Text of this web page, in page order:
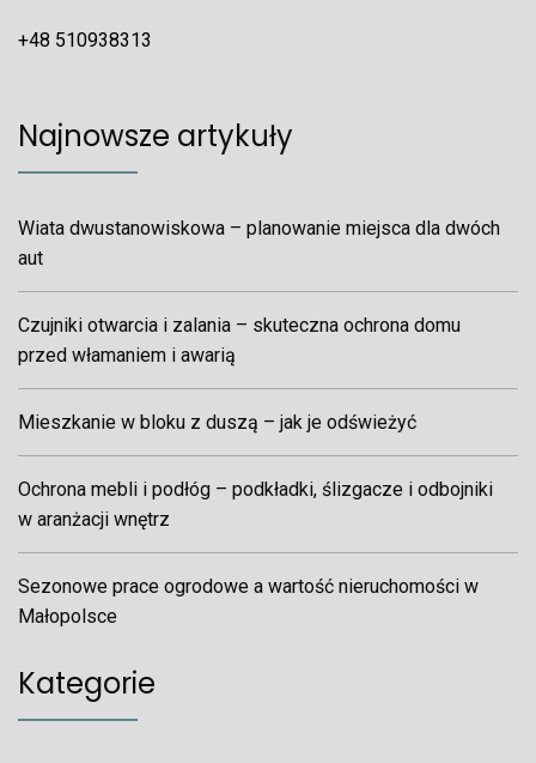
+48 510938313
Najnowsze artykuły
Wiata dwustanowiskowa – planowanie miejsca dla dwóch
aut
Czujniki otwarcia i zalania – skuteczna ochrona domu
przed włamaniem i awarią
Mieszkanie w bloku z duszą – jak je odświeżyć
Ochrona mebli i podłóg – podkładki, ślizgacze i odbojniki
w aranżacji wnętrz
Sezonowe prace ogrodowe a wartość nieruchomości w
Małopolsce
Kategorie